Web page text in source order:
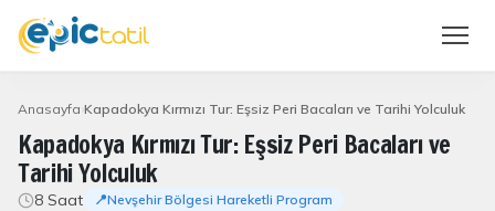
Anasayfa Kapadokya Kırmızı Tur: Eşsiz Peri Bacaları ve Tarihi Yolculuk
Kapadokya Kırmızı Tur: Eşsiz Peri Bacaları ve
Tarihi Yolculuk
8 Saat 📍Nevşehir Bölgesi Hareketli Program